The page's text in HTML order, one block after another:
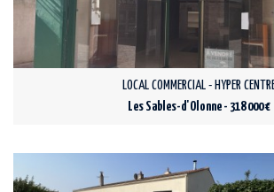
LOCAL COMMERCIAL - HYPER
Les Sables-d'Olonne - 318 000 €